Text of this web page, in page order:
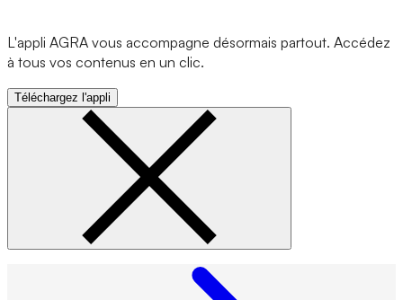
L'appli AGRA vous accompagne désormais partout. Accédez
à tous vos contenus en un clic.
Téléchargez l'appli